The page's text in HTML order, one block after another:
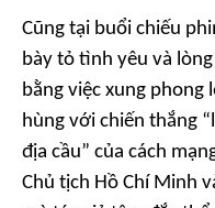
Cũng tại buổi chiếu
bày tỏ tình yêu và
bằng việc xung phong
hùng với chiến thắng
địa cầu” của cách
Chủ tịch Hồ Chí Minh